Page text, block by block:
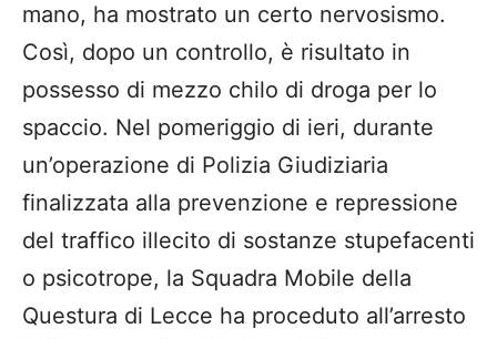
mano, ha mostrato un certo nervosismo.
Così, dopo un controllo, è risultato in
possesso di mezzo chilo di droga per lo
spaccio. Nel pomeriggio di ieri, durante
un’operazione di Polizia Giudiziaria
finalizzata alla prevenzione e repressione
del traffico illecito di sostanze stupefacenti
o psicotrope, la Squadra Mobile della
Questura di Lecce ha proceduto all’arresto